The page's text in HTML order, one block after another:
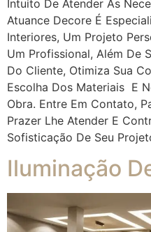
Intuito De Atender Às
Atuance Decore É
Interiores, Um Projeto
Um Profissional, Além De
Do Cliente, Otimiza Sua
Escolha Dos Materiais E
Obra. Entre Em Contato,
Prazer Lhe Atender E
Sofisticação De Seu
Iluminação